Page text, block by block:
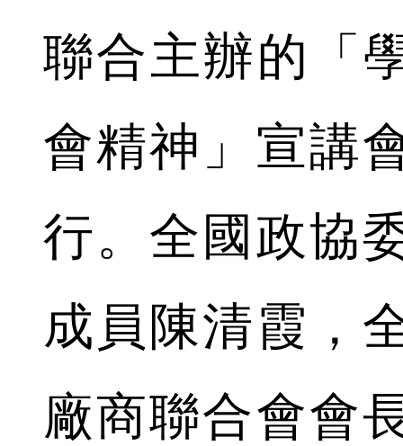
聯合主辦的「
會精神」宣講
行。全國政協
成員陳清霞，
廠商聯合會會